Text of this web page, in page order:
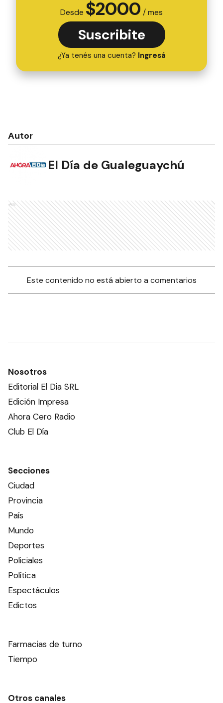
Desde $2000 / mes
Suscribite
¿Ya tenés una cuenta? Ingresá
Autor
El Día de Gualeguaychú
Ads
Este contenido no está abierto a comentarios
Nosotros
Editorial El Dia SRL
Edición Impresa
Ahora Cero Radio
Club El Día
Secciones
Ciudad
Provincia
País
Mundo
Deportes
Policiales
Política
Espectáculos
Edictos
Farmacias de turno
Tiempo
Otros canales